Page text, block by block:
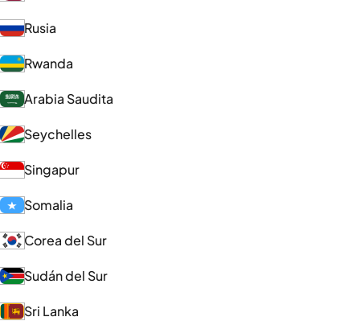
Rusia
Rwanda
Arabia Saudita
Seychelles
Singapur
Somalia
Corea del Sur
Sudán del Sur
Sri Lanka